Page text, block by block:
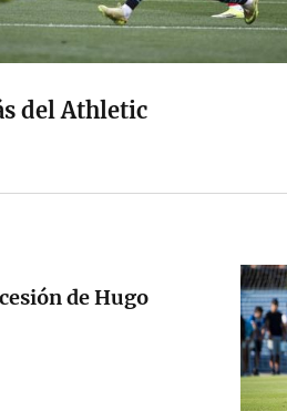
del Athletic
de Hugo